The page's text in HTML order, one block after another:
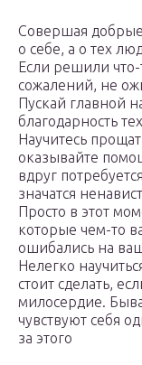
Совершая
о себе, а о тех
Если решили что-
сожалений, не
Пускай главной
благодарность
Научитесь
оказывайте
вдруг
значатся
Просто в этот
которые чем-то
ошибались на
Нелегко
стоит сделать,
милосердие.
чувствуют себя
за этого